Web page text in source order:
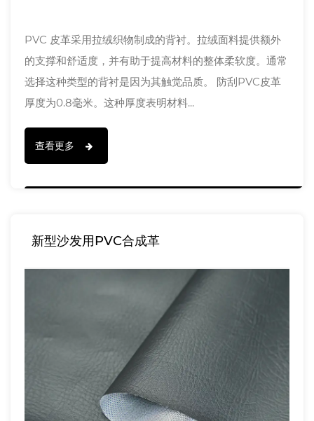
PVC 皮革采用拉绒织物制成的背衬。拉绒面料提供额外
的支撑和舒适度，并有助于提高材料的整体柔软度。通常
选择这种类型的背衬是因为其触觉品质。 防刮PVC皮革
厚度为0.8毫米。这种厚度表明材料...
查看更多
新型沙发用PVC合成革